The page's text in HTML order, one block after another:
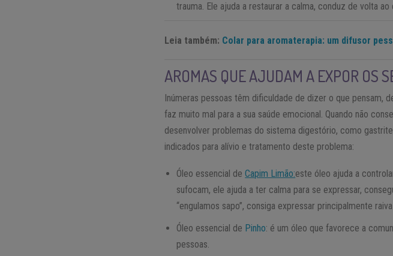
trauma. Ele ajuda a restaurar a calma, conduz de volta
Leia também: Colar para aromaterapia: um difusor
AROMAS QUE AJUDAM A EXPOR OS
Inúmeras pessoas têm dificuldade de dizer o que pensam,
faz muito mal para a sua saúde emocional. Quando não
desenvolver problemas do sistema digestório, como
indicados para alívio e tratamento deste problema:
Óleo essencial deCapim Limão:este óleo ajuda a
sufocam, ele ajuda a ter calma para se expressar,
“engulamos sapo”, consiga expressar principalmente
Óleo essencial de Pinho: é um óleo que favorece a
pessoas.